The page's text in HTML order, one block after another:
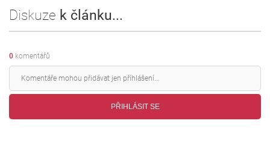
Diskuze k článku...
0 komentářů
PŘIHLÁSIT SE